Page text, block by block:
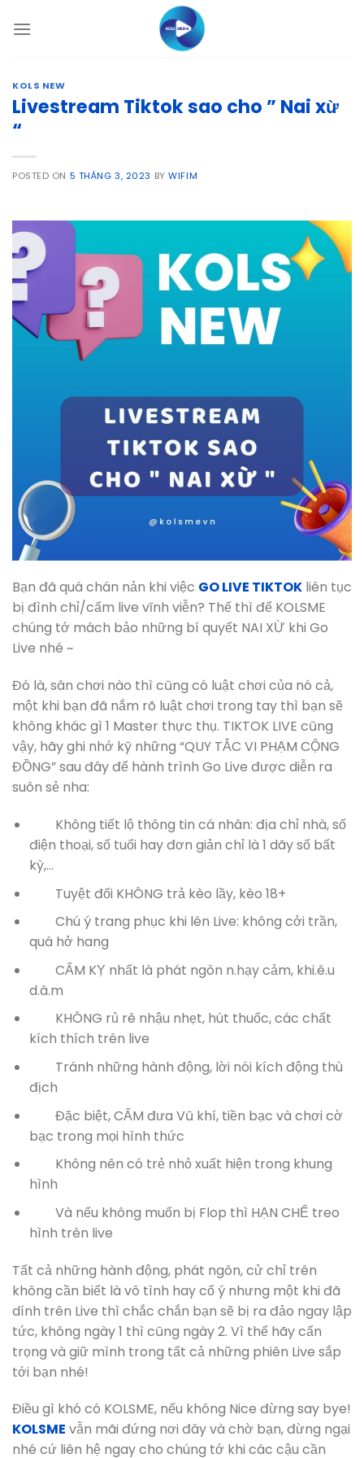
KOLS NEW
Livestream Tiktok sao cho ” Nai xừ
“
POSTED ON 5 THÁNG 3, 2023 BYWIFIM
Bạn đã quá chán nản khi việc GO LIVE TIKTOK liên tục
bị đình chỉ/cấm live vĩnh viễn? Thế thì để KOLSME
chúng tớ mách bảo những bí quyết NAI XỪ khi Go
Live nhé ~
Đó là, sân chơi nào thì cũng có luật chơi của nó cả,
một khi bạn đã nắm rõ luật chơi trong tay thì bạn sẽ
không khác gì 1 Master thực thụ. TIKTOK LIVE cũng
vậy, hãy ghi nhớ kỹ những “QUY TẮC VI PHẠM CỘNG
ĐỒNG” sau đây để hành trình Go Live được diễn ra
suôn sẻ nha:
Không tiết lộ thông tin cá nhân: địa chỉ nhà, số
điện thoại, số tuổi hay đơn giản chỉ là 1 dãy số bất
kỳ,…
Tuyệt đối KHÔNG trả kèo lầy, kèo 18+
Chú ý trang phục khi lên Live: không cởi trần,
quá hở hang
CẤM KỴ nhất là phát ngôn n.hạy cảm, khi.ê.u
d.â.m
KHÔNG rủ rê nhậu nhẹt, hút thuốc, các chất
kích thích trên live
Tránh những hành động, lời nói kích động thù
địch
Đặc biệt, CẤM đưa Vũ khí, tiền bạc và chơi cờ
bạc trong mọi hình thức
Không nên có trẻ nhỏ xuất hiện trong khung
hình
Và nếu không muốn bị Flop thì HẠN CHẾ treo
hình trên live
Tất cả những hành động, phát ngôn, cử chỉ trên
không cần biết là vô tình hay cố ý nhưng một khi đã
dính trên Live thì chắc chắn bạn sẽ bị ra đảo ngay lập
tức, không ngày 1 thì cũng ngày 2. Vì thế hãy cẩn
trọng và giữ mình trong tất cả những phiên Live sắp
tới bạn nhé!
Điều gì khó có KOLSME, nếu không Nice đừng say bye!
KOLSME vẫn mãi đứng nơi đây và chờ bạn, đừng ngại
nhé cứ liên hệ ngay cho chúng tớ khi các cậu cần